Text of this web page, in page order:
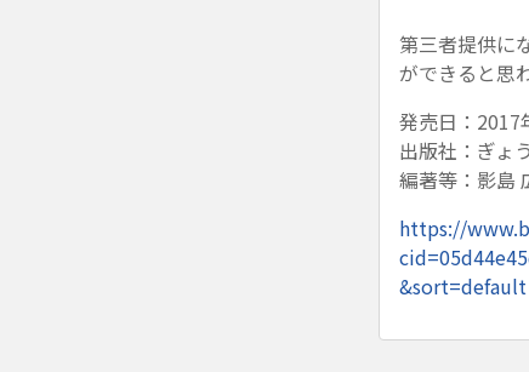
第三者提供に
ができると思
発売日：2017
出版社：ぎょ
編著等：影島
https://
&sort=default